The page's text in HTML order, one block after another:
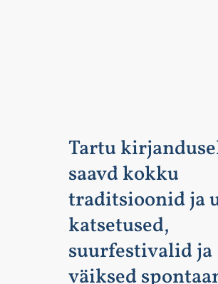
Tartu
saavd kokku
traditsioonid ja
katsetused,
suurfestivalid ja
väiksed